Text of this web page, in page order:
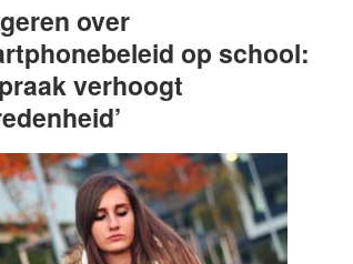
over
op school:
verhoogt